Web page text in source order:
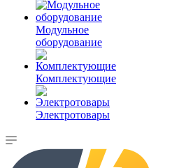
Модульное
оборудование
Комплектующие
Электротовары